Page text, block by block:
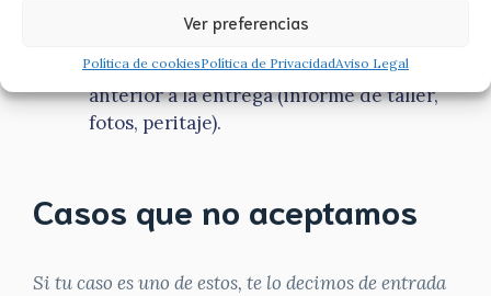
Ver preferencias
Política de cookiesPolítica de PrivacidadAviso Legal
compraste a profesional, o dentro de los
6 meses si compraste a un particular.
Tienescómo probarque el defecto es
anterior a la entrega (informe de taller,
fotos, peritaje).
Casos que no aceptamos
Si tu caso es uno de estos, te lo decimos de entrada